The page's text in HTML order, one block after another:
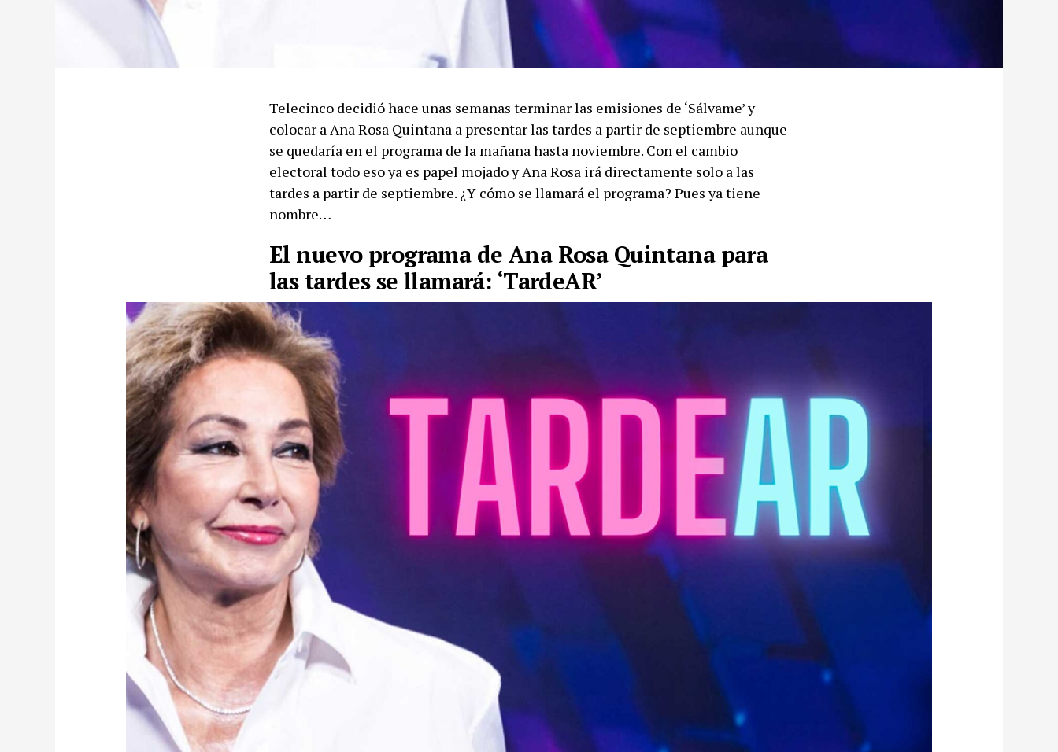
Telecinco decidió hace unas semanas terminar las emisiones de ‘Sálvame’ y
colocar a Ana Rosa Quintana a presentar las tardes a partir de septiembre aunque
se quedaría en el programa de la mañana hasta noviembre. Con el cambio
electoral todo eso ya es papel mojado y Ana Rosa irá directamente solo a las
tardes a partir de septiembre. ¿Y cómo se llamará el programa? Pues ya tiene
nombre…
El nuevo programa de Ana Rosa Quintana para
las tardes se llamará: ‘TardeAR’